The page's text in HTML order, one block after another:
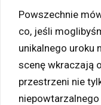
Powszechnie
co, jeśli
unikalnego uroku
scenę wkraczają
przestrzeni nie